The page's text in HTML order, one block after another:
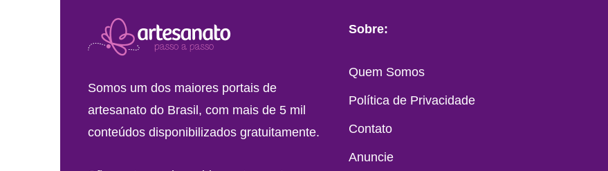
Somos um dos maiores portais de
artesanato do Brasil, com mais de 5 mil
conteúdos disponibilizados gratuitamente.
Sobre:
Quem Somos
Política de Privacidade
Contato
Anuncie